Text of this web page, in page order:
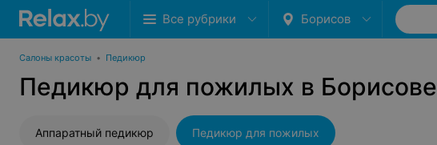
Все рубрики Борисов
Салоны красоты • Педикюр
Педикюр для пожилых в Борисове
Аппаратный педикюр Педикюр для пожилых